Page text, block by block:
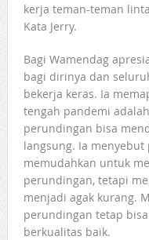
kerja teman-teman
Kata Jerry.
Bagi Wamendag
bagi dirinya dan
bekerja keras. Ia
tengah pandemi
perundingan bisa
langsung. Ia
memudahkan untuk
perundingan, tetapi
menjadi agak kurang.
perundingan tetap
berkualitas baik.